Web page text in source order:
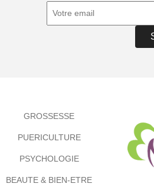
GROSSESSE
PUERICULTURE
PSYCHOLOGIE
BEAUTE & BIEN-ETRE